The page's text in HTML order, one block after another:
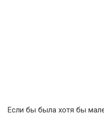
Если бы была хотя бы